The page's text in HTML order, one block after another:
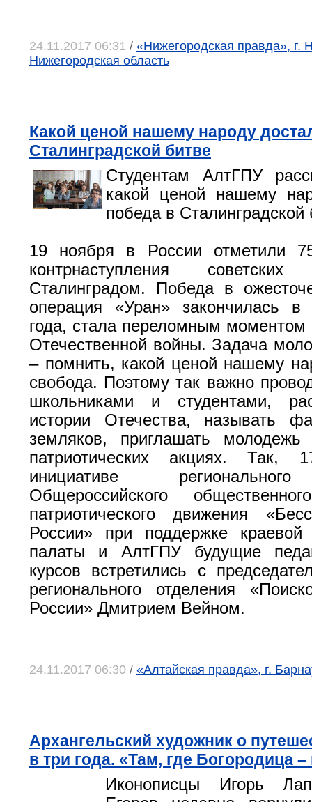
24.11.2017 06:31 / «Нижегородская правда», г.
Нижегородская область
Какой ценой нашему народу
Сталинградской битве
Студентам АлтГПУ
какой ценой нашему
победа в Сталинградской
19 ноября в России отметили
контрнаступления
Сталинградом. Победа в
операция «Уран» закончилась
года, стала переломным моментом
Отечественной войны. Задача
– помнить, какой ценой нашему
свобода. Поэтому так важно
школьниками и студентами,
истории Отечества, называть
земляков, приглашать молодежь
патриотических акциях. Так,
инициативе
Общероссийского
патриотического движения
России» при поддержке
палаты и АлтГПУ будущие
курсов встретились с
регионального отделения
России» Дмитрием Вейном.
24.11.2017 06:30 / «Алтайская правда», г.
Архангельский художник о
в три года. «Там, где Богородица
Иконописцы Игорь